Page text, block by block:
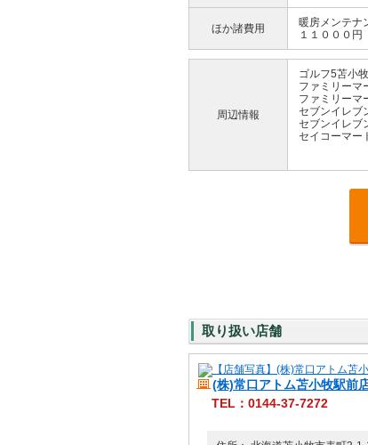
ほか諸費用
暖房メンテ
１１０００円
周辺情報
ゴルフ5苫小
ファミリーマ
ファミリーマ
セブンイレブ
セブンイレブ
セイコーマー
取り扱い店舗
(株)常口アトム苫小牧駅前
TEL：0144-37-7272